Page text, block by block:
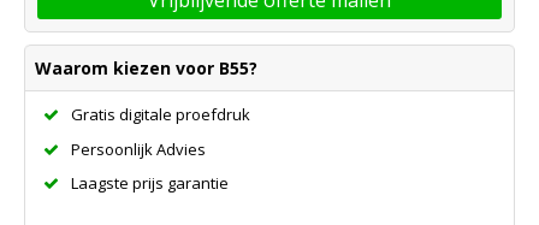
Waarom kiezen voor B55?
Gratis digitale proefdruk
Persoonlijk Advies
Laagste prijs garantie